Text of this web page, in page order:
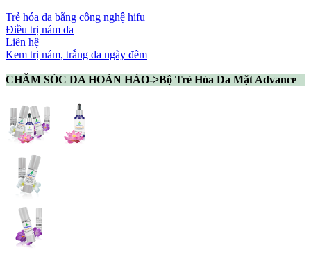
Trẻ hóa da bằng công nghệ hifu
Điều trị nám da
Liên hệ
Kem trị nám, trắng da ngày đêm
CHĂM SÓC DA HOÀN HẢO->Bộ Trẻ Hóa Da Mặt Advance